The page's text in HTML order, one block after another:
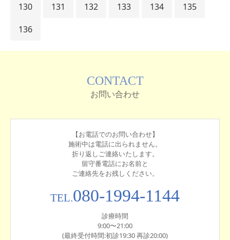
130
131 132 133 134
135
136
CONTACT
お問い合わせ
【お電話でのお問い合わせ】
施術中は電話に出られません。
折り返しご連絡いたします。
留守番電話にお名前と
ご連絡先をお残しください。
TEL.080-1994-1144
診療時間
9:00〜21:00
(最終受付時間:初診19:30 再診20:00)